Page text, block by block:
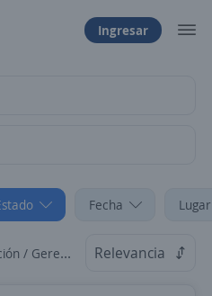
Ingresar
Fecha
Táchira Relevancia